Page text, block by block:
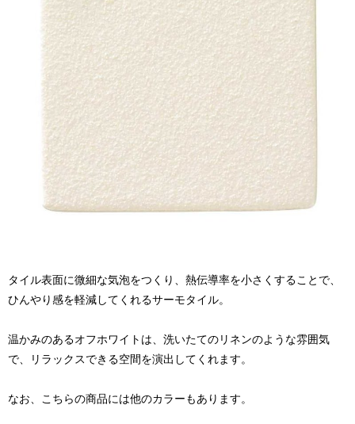
タイル表面に微細な気泡をつくり、熱伝導率を小さくすることで、
ひんやり感を軽減してくれるサーモタイル。
温かみのあるオフホワイトは、洗いたてのリネンのような雰囲気
で、リラックスできる空間を演出してくれます。
なお、こちらの商品には他のカラーもあります。